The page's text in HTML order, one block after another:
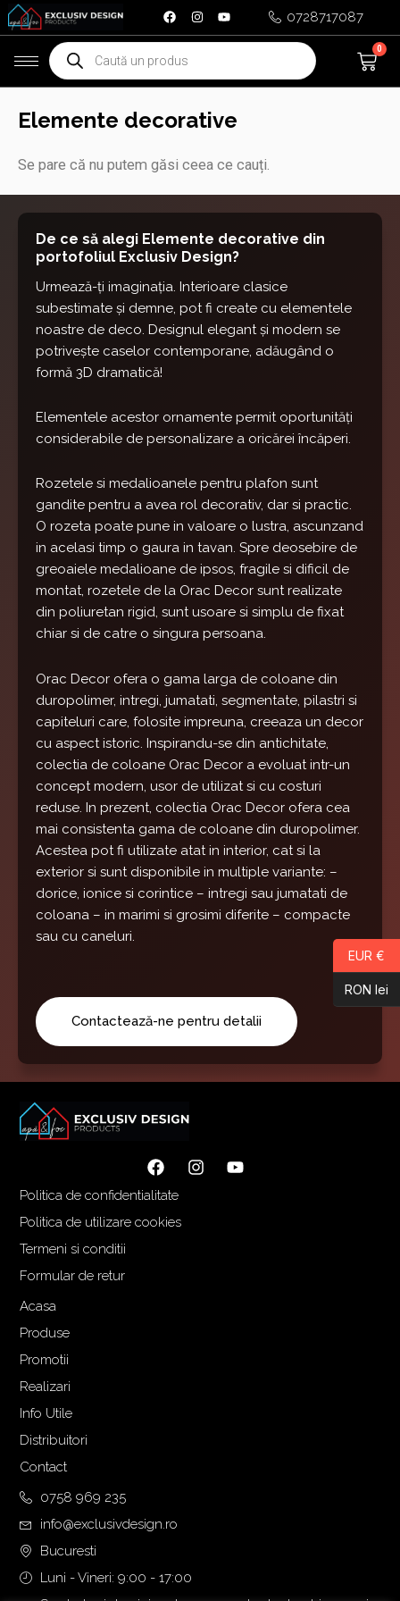
Skip
to
content
0728717087
Products
search
0
Elemente decorative
Se pare că nu putem găsi ceea ce cauți.
De ce să alegi Elemente decorative din
portofoliul Exclusiv Design?
Urmează-ți imaginația. Interioare clasice
subestimate și demne, pot fi create cu elementele
noastre de deco. Designul elegant și modern se
potrivește caselor contemporane, adăugând o
formă 3D dramatică!
Elementele acestor ornamente permit oportunități
considerabile de personalizare a oricărei încăperi.
Rozetele si medalioanele pentru plafon sunt
gandite pentru a avea rol decorativ, dar si practic.
O rozeta poate pune in valoare o lustra, ascunzand
in acelasi timp o gaura in tavan. Spre deosebire de
greoaiele medalioane de ipsos, fragile si dificil de
montat, rozetele de la Orac Decor sunt realizate
din poliuretan rigid, sunt usoare si simplu de fixat
chiar si de catre o singura persoana.
Orac Decor ofera o gama larga de coloane din
duropolimer, intregi, jumatati, segmentate, pilastri si
capiteluri care, folosite impreuna, creeaza un decor
cu aspect istoric. Inspirandu-se din antichitate,
colectia de coloane Orac Decor a evoluat intr-un
concept modern, usor de utilizat si cu costuri
reduse. In prezent, colectia Orac Decor ofera cea
mai consistenta gama de coloane din duropolimer.
Acestea pot fi utilizate atat in interior, cat si la
exterior si sunt disponibile in multiple variante: –
dorice, ionice si corintice – intregi sau jumatati de
coloana – in marimi si grosimi diferite – compacte
sau cu caneluri.
Contactează-ne pentru detalii
Politica de confidentialitate
Politica de utilizare cookies
Termeni si conditii
Formular de retur
Acasa
Produse
Promotii
Realizari
Info Utile
Distribuitori
Contact
0758 969 235
info@exclusivdesign.ro
Bucuresti
Luni - Vineri: 9:00 - 17:00
EUR €
RON lei